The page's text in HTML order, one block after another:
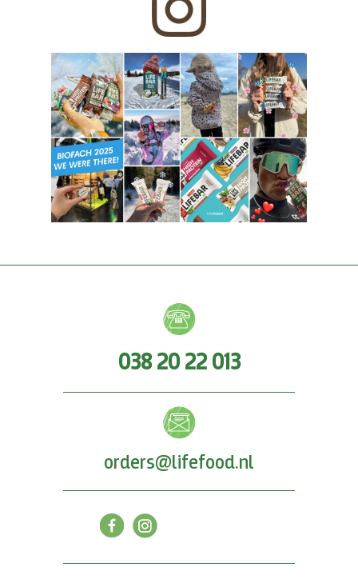
038 20 22 013
orders@lifefood.nl